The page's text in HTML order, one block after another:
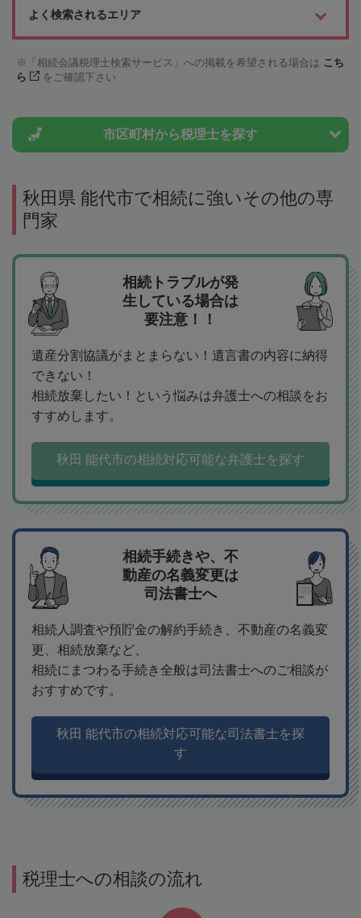
よく検索されるエリア
「相続会議税理士検索サービス」への掲載を希望される場合は こち
ら
をご確認下さい
市区町村から税理士を探す
秋田県 能代市で相続に強いその他の専
門家
相続トラブルが発
生している場合は
要注意！！
遺産分割協議がまとまらない！遺言書の内容に納得
できない！
相続放棄したい！という悩みは弁護士への相談をお
すすめします。
秋田 能代市の相続対応可能な弁護士を探す
相続手続きや、不
動産の名義変更は
司法書士へ
相続人調査や預貯金の解約手続き、不動産の名義変
更、相続放棄など、
相続にまつわる手続き全般は司法書士へのご相談が
おすすめです。
秋田 能代市の相続対応可能な司法書士を探
す
税理士への相談の流れ